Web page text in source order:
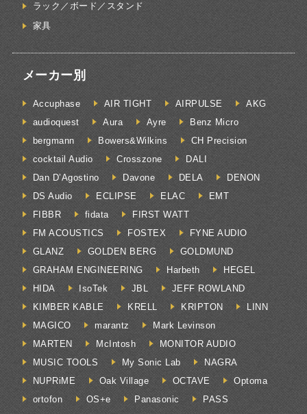
ラック／ボード／スタンド
家具
メーカー別
Accuphase AIR TIGHT AIRPULSE
AKG
audioquest
Aura Ayre
Benz Micro
bergmann
Bowers&Wilkins
CH Precision
cocktail Audio
Crosszone
DALI
Dan D’Agostino
Davone DELA
DENON
DS Audio
ECLIPSE ELAC
EMT
FIBBR
fidata
FIRST WATT
FM ACOUSTICS
FOSTEX
FYNE AUDIO
GLANZ
GOLDEN BERG
GOLDMUND
GRAHAM ENGINEERING
Harbeth
HEGEL
HIDA
IsoTek JBL
JEFF ROWLAND
KIMBER KABLE
KRELL KRIPTON
LINN
MAGICO
marantz
Mark Levinson
MARTEN
McIntosh
MONITOR AUDIO
MUSIC TOOLS
My Sonic Lab
NAGRA
NUPRiME
Oak Village OCTAVE
Optoma
ortofon
OS+e Panasonic
PASS